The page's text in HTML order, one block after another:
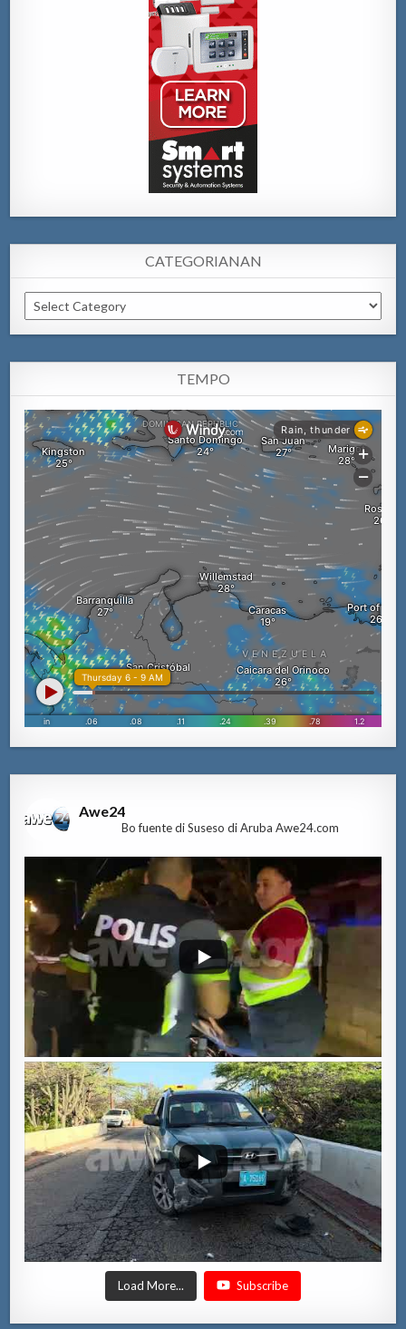
CATEGORIANAN
Categorianan
TEMPO
Awe24
Bo fuente di Suseso di Aruba Awe24.com
Load More... Subscribe